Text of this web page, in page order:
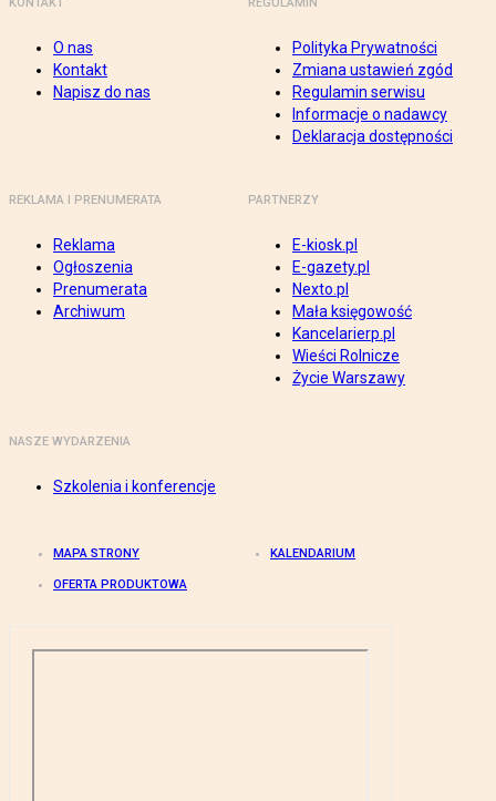
O nas
Kontakt
Napisz do nas
Polityka Prywatności
Zmiana ustawień zgód
Regulamin serwisu
Informacje o nadawcy
Deklaracja dostępności
REKLAMA I PRENUMERATA
Reklama
Ogłoszenia
Prenumerata
Archiwum
PARTNERZY
E-kiosk.pl
E-gazety.pl
Nexto.pl
Mała księgowość
Kancelarierp.pl
Wieści Rolnicze
Życie Warszawy
NASZE WYDARZENIA
Szkolenia i konferencje
MAPA STRONY KALENDARIUM
OFERTA PRODUKTOWA